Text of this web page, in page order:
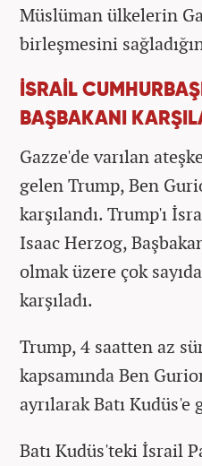
Müslüman ülkelerin
birleşmesini
İSRAİL
BAŞBAKANI
Gazze'de varılan
gelen Trump, Ben
karşılandı. Trump'ı
Isaac Herzog,
olmak üzere çok
karşıladı.
Trump, 4 saatten az
kapsamında Ben
ayrılarak Batı Kudüs'e
Batı Kudüs'teki İsrail